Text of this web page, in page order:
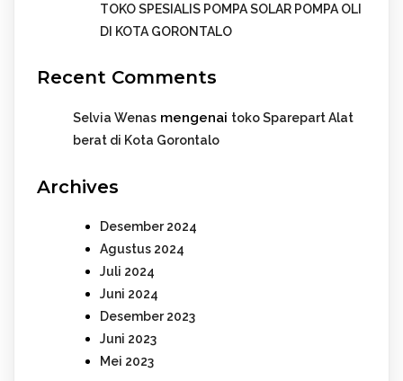
TOKO SPESIALIS POMPA SOLAR POMPA OLI
DI KOTA GORONTALO
Recent Comments
Selvia Wenas mengenai toko Sparepart Alat
berat di Kota Gorontalo
Archives
Desember 2024
Agustus 2024
Juli 2024
Juni 2024
Desember 2023
Juni 2023
Mei 2023